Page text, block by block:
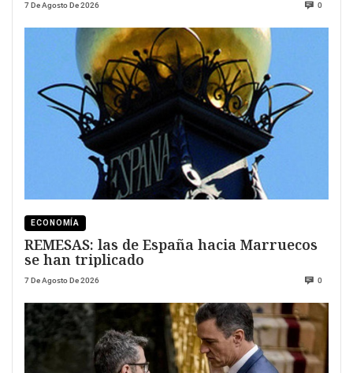
7 De Agosto De 2026 0
ECONOMÍA
REMESAS: las de España hacia Marruecos
se han triplicado
7 De Agosto De 2026 0